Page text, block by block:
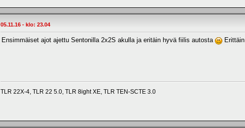
05.11.16 - klo: 23.04
Ensimmäiset ajot ajettu Sentonilla 2x2S akulla ja eritäin hyvä fiilis autosta
TLR 22X-4, TLR 22 5.0, TLR 8ight XE, TLR TEN-SCTE 3.0